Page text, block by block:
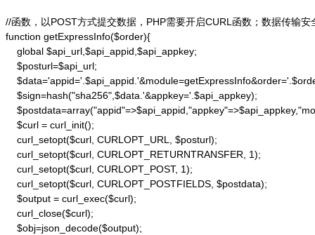
//函数，以POST方式提交数据，PHP需要开启CURL函数；数据传输安
function getExpressInfo($order){
    global $api_url,$api_appid,$api_appkey;
    $posturl=$api_url;
    $sign=hash("sha256",$data.'&appkey='.$api_appkey);
    $curl = curl_init();
    curl_setopt($curl, CURLOPT_URL, $posturl);
    curl_setopt($curl, CURLOPT_RETURNTRANSFER, 1);
    curl_setopt($curl, CURLOPT_POST, 1);
    curl_setopt($curl, CURLOPT_POSTFIELDS, $postdata);
    $output = curl_exec($curl);
    curl_close($curl);
    $obj=json_decode($output);